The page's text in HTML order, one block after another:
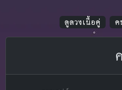
ดูดวงเนื้อคู่ ค